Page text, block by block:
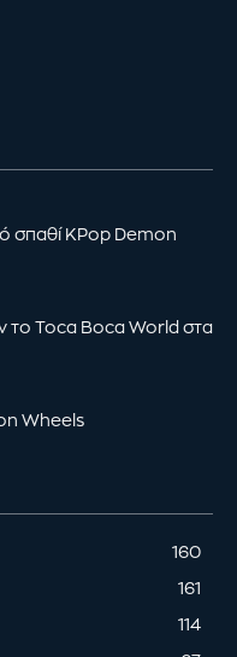
σπαθί KPop Demon
το Toca Boca World στα
Wheels
160
161
114